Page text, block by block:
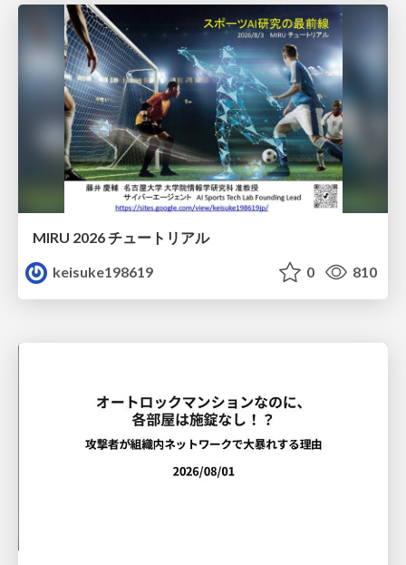
MIRU 2026 チュートリアル
keisuke198619
0 810